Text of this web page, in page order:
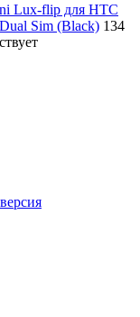
Lux-flip для HTC
Sim (Black) 134